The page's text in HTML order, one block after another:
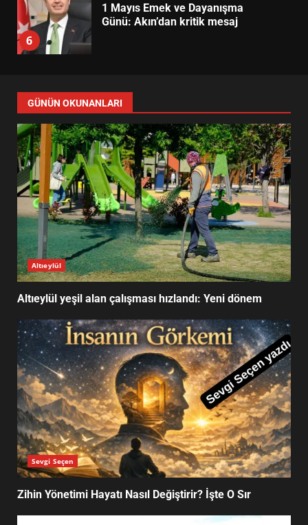
6
1 Mayıs Emek ve Dayanışma
Günü: Akın’dan kritik mesaj
7
1 Mayıs Emek ve Dayanışma
Günü mesajı: Hakan Şehirli
1
Altıeylül yeşil alan çalışması
hızlandı: Yeni dönem
2
Zihin Yönetimi Hayatı Nasıl
Değiştirir? İşte O Sır
3
Erkan Taş zirveye çıktı: Edremit’te
neler oldu?
4
Burhaniye park çalışmaları
hızlandı: Ne değişiyor?
GÜNÜN OKUNANLARI
Altıeylül
Altıeylül yeşil alan çalışması hızlandı: Yeni dönem
Sevgi Seçen
Zihin Yönetimi Hayatı Nasıl Değiştirir? İşte O Sır